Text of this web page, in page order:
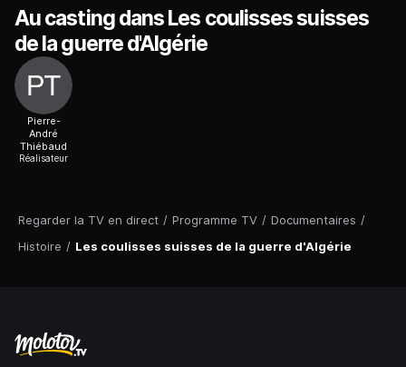
Regarder la TV en direct / Programme TV / Documentaires /
Histoire / Les coulisses suisses de la guerre d'Algérie
Au casting dans Les coulisses suisses
de la guerre d'Algérie
Pierre-
André
Thiébaud
Réalisateur